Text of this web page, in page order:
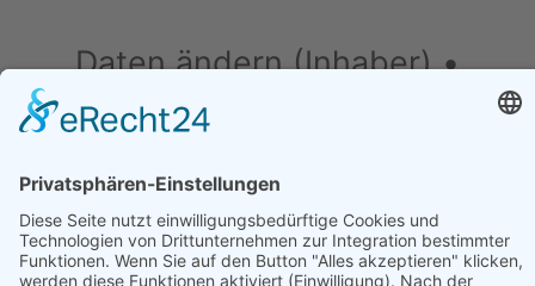
Daten ändern (Inhaber) •
Drucken • Änderung
vorschlagen
Daten ändern (für Inhaber)•Änderung
vorschlagen•Drucken